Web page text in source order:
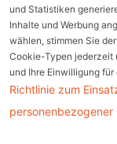
Gerätestörung
Cookie
und Statistiken
Inhalte und Werbung
wählen, stimmen Sie
Cookie-Typen jederzeit
und Ihre Einwilligung
Richtlinie zum
personenbezogener